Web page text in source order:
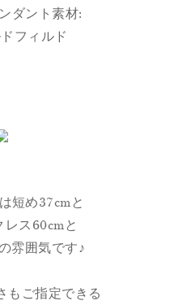
ダント素材:
フィルド
短め37cmと
レス60cmと
雰囲気です♪
もご指定できる